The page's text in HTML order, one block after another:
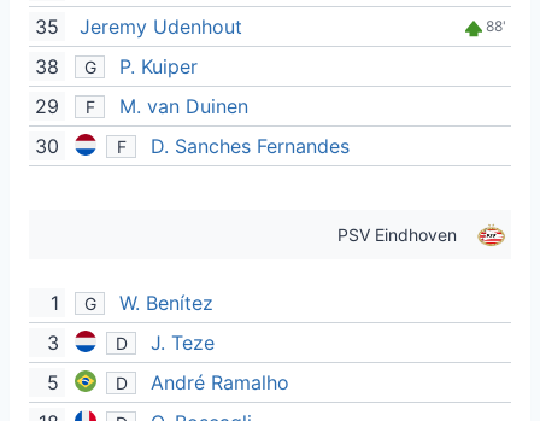
35 Jeremy Udenhout 88'
38 G
P. Kuiper
29
F
M. van Duinen
30
F D. Sanches Fernandes
PSV Eindhoven
1 G
W. Benítez
3
D
J. Teze
5
D
André Ramalho